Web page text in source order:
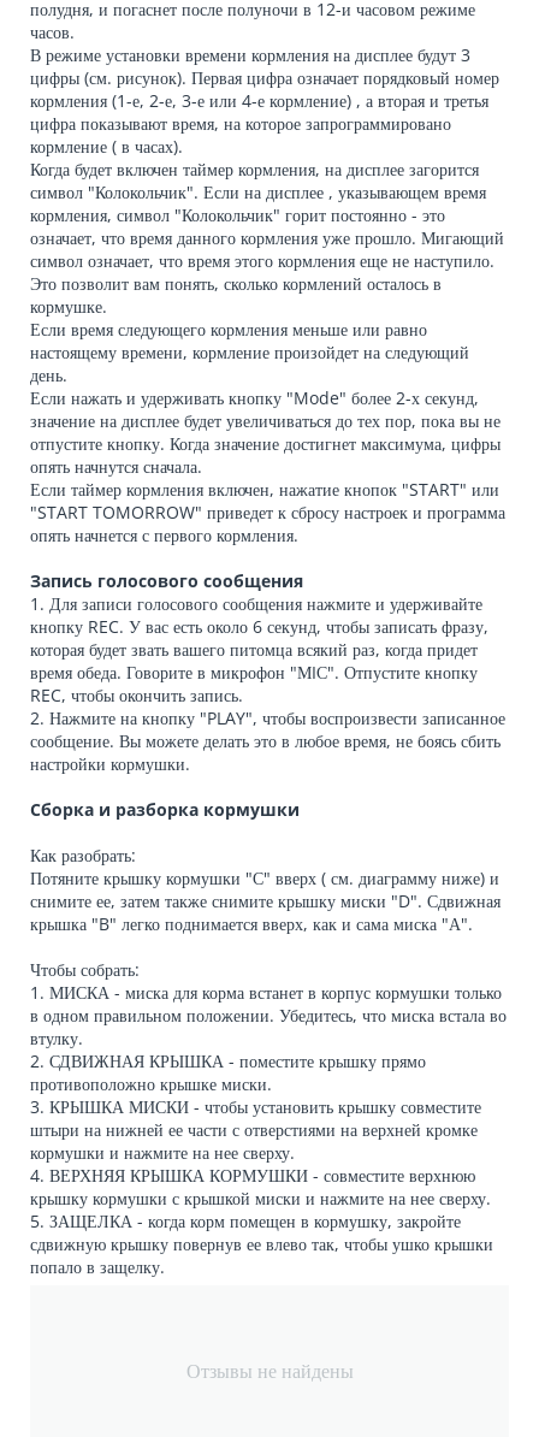
полудня, и погаснет после полуночи в 12-и часовом режиме
часов.
В режиме установки времени кормления на дисплее будут 3
цифры (см. рисунок). Первая цифра означает порядковый номер
кормления (1-е, 2-е, 3-е или 4-е кормление) , а вторая и третья
цифра показывают время, на которое запрограммировано
кормление ( в часах).
Когда будет включен таймер кормления, на дисплее загорится
символ "Колокольчик". Если на дисплее , указывающем время
кормления, символ "Колокольчик" горит постоянно - это
означает, что время данного кормления уже прошло. Мигающий
символ означает, что время этого кормления еще не наступило.
Это позволит вам понять, сколько кормлений осталось в
кормушке.
Если время следующего кормления меньше или равно
настоящему времени, кормление произойдет на следующий
день.
Если нажать и удерживать кнопку "Mode" более 2-х секунд,
значение на дисплее будет увеличиваться до тех пор, пока вы не
отпустите кнопку. Когда значение достигнет максимума, цифры
опять начнутся сначала.
Если таймер кормления включен, нажатие кнопок "START" или
"START TOMORROW" приведет к сбросу настроек и программа
опять начнется с первого кормления.
Запись голосового сообщения
1. Для записи голосового сообщения нажмите и удерживайте
кнопку REC. У вас есть около 6 секунд, чтобы записать фразу,
которая будет звать вашего питомца всякий раз, когда придет
время обеда. Говорите в микрофон "МIС". Отпустите кнопку
REC, чтобы окончить запись.
2. Нажмите на кнопку "PLAY", чтобы воспроизвести записанное
сообщение. Вы можете делать это в любое время, не боясь сбить
настройки кормушки.
Сборка и разборка кормушки
Как разобрать:
Потяните крышку кормушки "С" вверх ( см. диаграмму ниже) и
снимите ее, затем также снимите крышку миски "D". Сдвижная
крышка "B" легко поднимается вверх, как и сама миска "А".
Чтобы собрать:
1. МИСКА - миска для корма встанет в корпус кормушки только
в одном правильном положении. Убедитесь, что миска встала во
втулку.
2. СДВИЖНАЯ КРЫШКА - поместите крышку прямо
противоположно крышке миски.
3. КРЫШКА МИСКИ - чтобы установить крышку совместите
штыри на нижней ее части с отверстиями на верхней кромке
кормушки и нажмите на нее сверху.
4. ВЕРХНЯЯ КРЫШКА КОРМУШКИ - совместите верхнюю
крышку кормушки с крышкой миски и нажмите на нее сверху.
5. ЗАЩЕЛКА - когда корм помещен в кормушку, закройте
сдвижную крышку повернув ее влево так, чтобы ушко крышки
попало в защелку.
Отзывы не найдены